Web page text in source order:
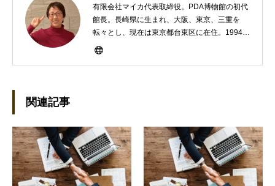
有限会社マイカ代表取締役。PDA博物館の初代
館長。長崎県に生まれ、大阪、東京、三重を
転々とし、現在は東京都台東区に在住。1994年
にHP100LXと出会ったのをきかっけに、フリ
制作。プライベートでは、井上円了哲学塾の第
一期修了生として「哲学カフェ＠神保町」の世
話人、2020年以降は「なごテツ」のオンライン
カフェの世話人を務める。趣味は考えること。
関連記事